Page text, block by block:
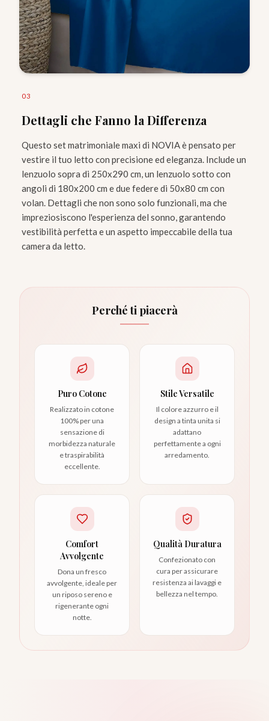
03
Dettagli che Fanno la Differenza
Questo set matrimoniale maxi di NOVIA è pensato per
vestire il tuo letto con precisione ed eleganza. Include un
lenzuolo sopra di 250x290 cm, un lenzuolo sotto con
angoli di 180x200 cm e due federe di 50x80 cm con
volan. Dettagli che non sono solo funzionali, ma che
impreziosiscono l'esperienza del sonno, garantendo
vestibilità perfetta e un aspetto impeccabile della tua
camera da letto.
Perché ti piacerà
Puro Cotone
Realizzato in cotone
100% per una
sensazione di
morbidezza naturale
e traspirabilità
eccellente.
Stile Versatile
Il colore azzurro e il
design a tinta unita si
adattano
perfettamente a ogni
arredamento.
Comfort
Avvolgente
Dona un fresco
avvolgente, ideale per
un riposo sereno e
rigenerante ogni
notte.
Qualità Duratura
Confezionato con
cura per assicurare
resistenza ai lavaggi e
bellezza nel tempo.